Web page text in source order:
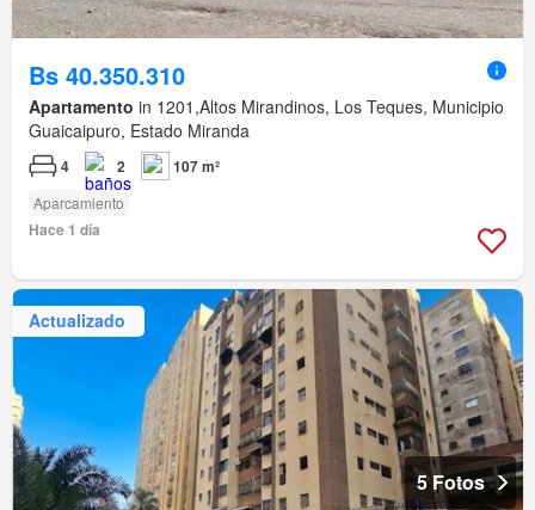
Bs 40.350.310
Apartamento in 1201,Altos Mirandinos, Los Teques, Municipio
Guaicaipuro, Estado Miranda
4 2 107 m²
Aparcamiento
Hace 1 día
Actualizado
5 Fotos